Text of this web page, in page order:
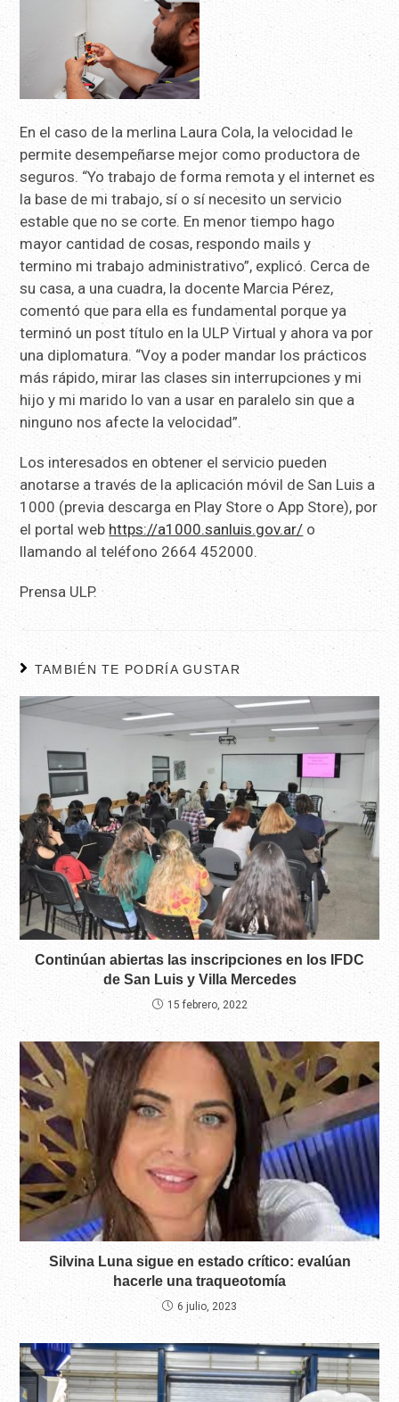
En el caso de la merlina Laura Cola, la velocidad le
permite desempeñarse mejor como productora de
seguros. “Yo trabajo de forma remota y el internet es
la base de mi trabajo, sí o sí necesito un servicio
estable que no se corte. En menor tiempo hago
mayor cantidad de cosas, respondo mails y
termino mi trabajo administrativo”, explicó. Cerca de
su casa, a una cuadra, la docente Marcia Pérez,
comentó que para ella es fundamental porque ya
terminó un post título en la ULP Virtual y ahora va por
una diplomatura. “Voy a poder mandar los prácticos
más rápido, mirar las clases sin interrupciones y mi
hijo y mi marido lo van a usar en paralelo sin que a
ninguno nos afecte la velocidad”.
Los interesados en obtener el servicio pueden
anotarse a través de la aplicación móvil de San Luis a
1000 (previa descarga en Play Store o App Store), por
el portal web https://a1000.sanluis.gov.ar/ o
llamando al teléfono 2664 452000.
Prensa ULP.
TAMBIÉN TE PODRÍA GUSTAR
Continúan abiertas las inscripciones en los IFDC
de San Luis y Villa Mercedes
15 febrero, 2022
Silvina Luna sigue en estado crítico: evalúan
hacerle una traqueotomía
6 julio, 2023